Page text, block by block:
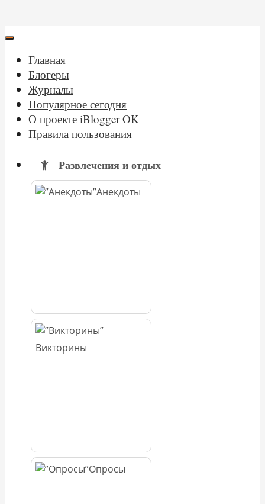
Главная
Блогеры
Журналы
Популярное сегодня
О проекте iBlogger OK
Правила пользования
Развлечения и отдых
Анекдоты
Викторины
Опросы